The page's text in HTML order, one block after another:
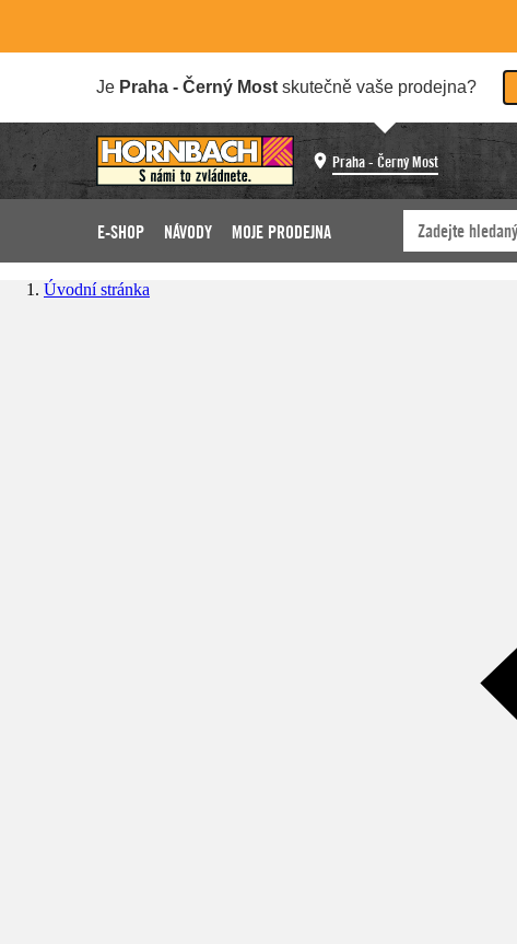
Je Praha - Černý Most skutečně vaše prodejna?
Praha - Černý Most
E-SHOP NÁVODY MOJE PRODEJNA
Úvodní stránka